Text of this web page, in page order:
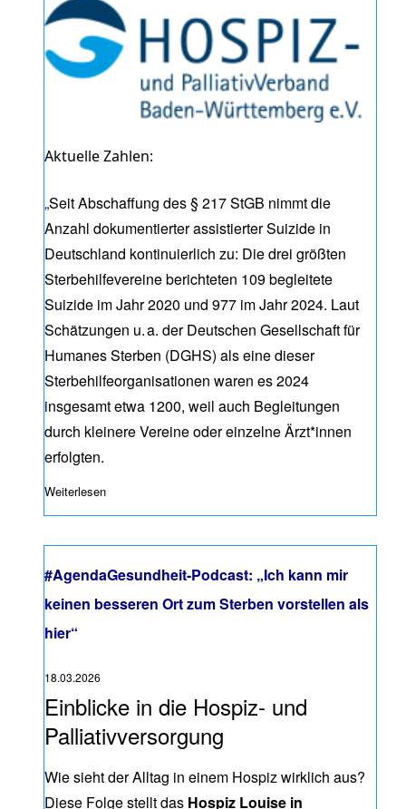
Aktuelle Zahlen:
„Seit Abschaffung des § 217 StGB nimmt die
Anzahl dokumentierter assistierter Suizide in
Deutschland kontinuierlich zu: Die drei größten
Sterbehilfevereine berichteten 109 begleitete
Suizide im Jahr 2020 und 977 im Jahr 2024. Laut
Schätzungen u. a. der Deutschen Gesellschaft für
Humanes Sterben (DGHS) als eine dieser
Sterbehilfeorganisationen waren es 2024
insgesamt etwa 1200, weil auch Begleitungen
durch kleinere Vereine oder einzelne Ärzt*innen
erfolgten.
Weiterlesen
#AgendaGesundheit-Podcast: „Ich kann mir
keinen besseren Ort zum Sterben vorstellen als
hier“
18.03.2026
Einblicke in die Hospiz- und
Palliativversorgung
Wie sieht der Alltag in einem Hospiz wirklich aus?
Diese Folge stellt das Hospiz Louise in